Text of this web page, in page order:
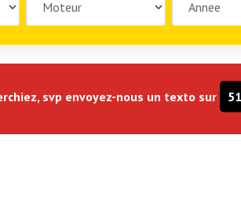
svp envoyez-nous un texto sur